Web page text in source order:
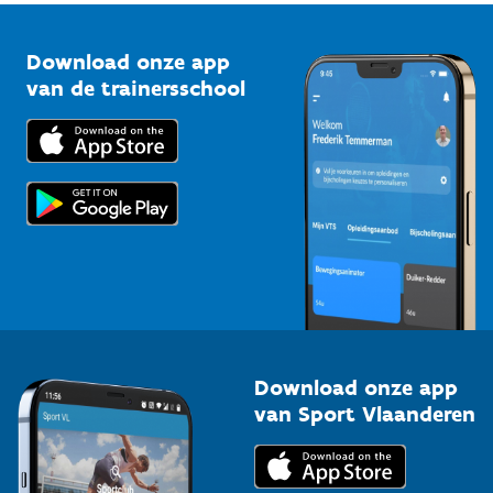
Bedrijven
Trainers en begeleiders
Topsporters
Vlaamse Trainersschool
Kennisplatform
Downloads
Voor de pers
Download onze app
van de trainersschool
Download onze app
van Sport Vlaanderen